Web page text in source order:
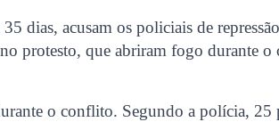
dias, acusam os policiais de
protesto, que abriram fogo durante o
o conflito. Segundo a polícia, 25